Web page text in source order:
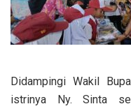
Didampingi Wakil
istrinya Ny. Sinta